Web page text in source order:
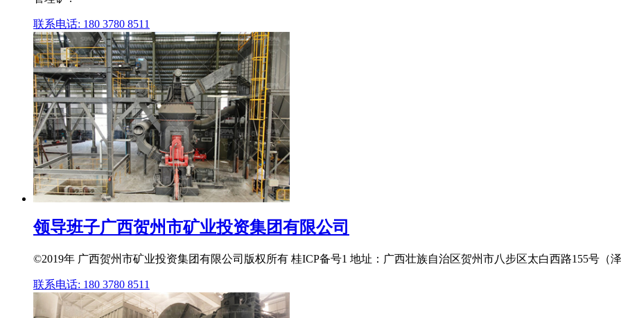
联系电话: 180 3780 8511
领导班子广西贺州市矿业投资集团有限公司
©2019年 广西贺州市矿业投资集团有限公司版权所有 桂ICP备号1 地址：广西壮族自治区贺州市八步区太白西路155号（
联系电话: 180 3780 8511